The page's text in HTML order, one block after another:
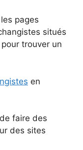
pages
situés
trouver un
en
faire des
des sites